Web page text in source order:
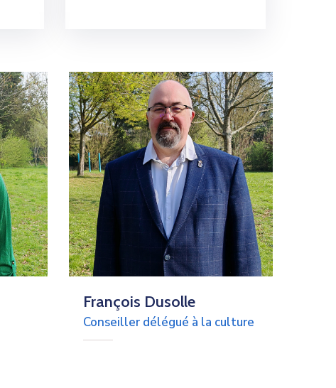
François Dusolle
Conseiller délégué à la culture